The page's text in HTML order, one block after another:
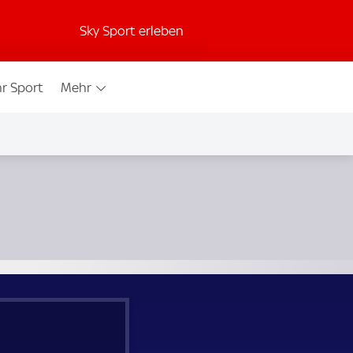
Sky Sport erleben
Sport Mehr